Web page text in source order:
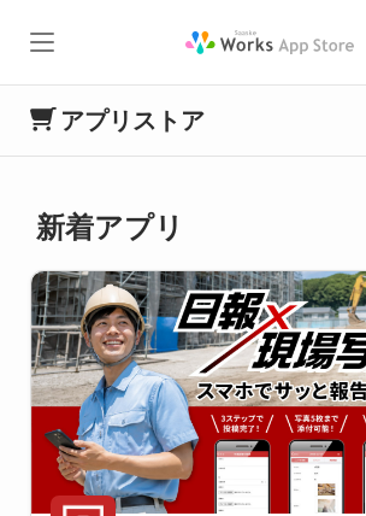
アプリストア
新着アプリ